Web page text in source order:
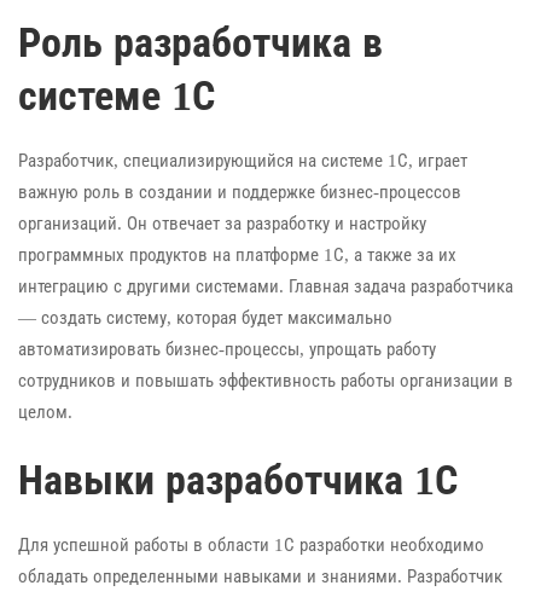
Роль разработчика в
системе 1С
Разработчик, специализирующийся на системе 1С, играет
важную роль в создании и поддержке бизнес-процессов
организаций. Он отвечает за разработку и настройку
программных продуктов на платформе 1С, а также за их
интеграцию с другими системами. Главная задача разработчика
— создать систему, которая будет максимально
автоматизировать бизнес-процессы, упрощать работу
сотрудников и повышать эффективность работы организации в
целом.
Навыки разработчика 1С
Для успешной работы в области 1С разработки необходимо
обладать определенными навыками и знаниями. Разработчик